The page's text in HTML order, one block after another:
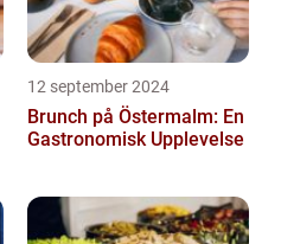
12 september 2024
Brunch på Östermalm: En
Gastronomisk Upplevelse